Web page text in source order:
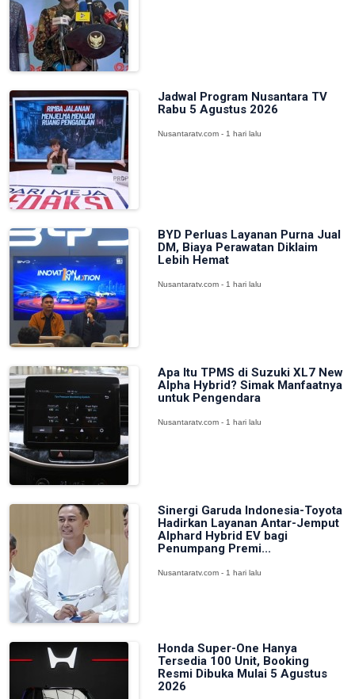
Jadwal Program Nusantara TV
Rabu 5 Agustus 2026
Nusantaratv.com - 1 hari lalu
BYD Perluas Layanan Purna Jual
DM, Biaya Perawatan Diklaim
Lebih Hemat
Nusantaratv.com - 1 hari lalu
Apa Itu TPMS di Suzuki XL7 New
Alpha Hybrid? Simak Manfaatnya
untuk Pengendara
Nusantaratv.com - 1 hari lalu
Sinergi Garuda Indonesia-Toyota
Hadirkan Layanan Antar-Jemput
Alphard Hybrid EV bagi
Penumpang Premi...
Nusantaratv.com - 1 hari lalu
Honda Super-One Hanya
Tersedia 100 Unit, Booking
Resmi Dibuka Mulai 5 Agustus
2026